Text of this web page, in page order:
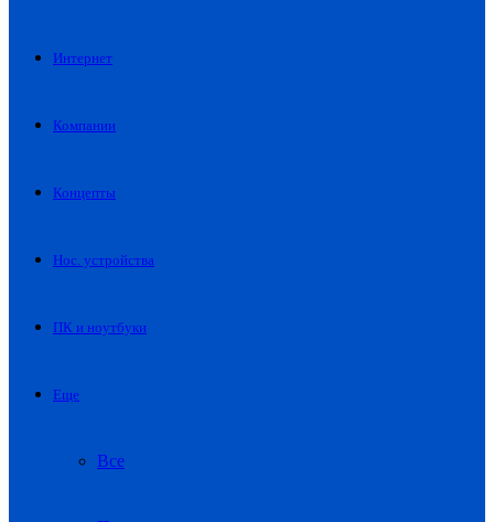
Интернет
Компании
Концепты
Нос. устройства
ПК и ноутбуки
Еще
Все